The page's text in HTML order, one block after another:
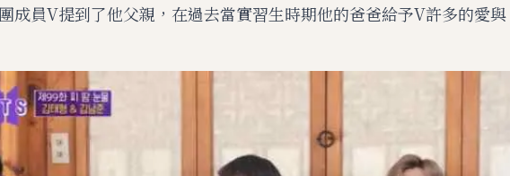
成員V提到了他父親，在過去當實習生時期他的爸爸給予V許多的愛與